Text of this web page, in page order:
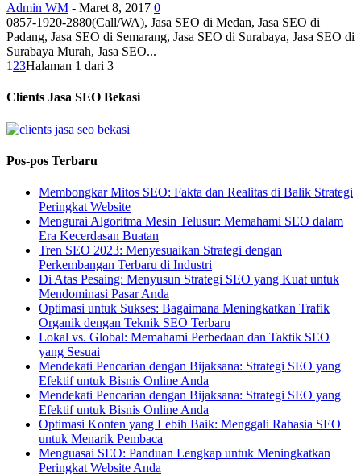
Admin WM - Maret 8, 2017 0
0857-1920-2880(Call/WA), Jasa SEO di Medan, Jasa SEO di
Padang, Jasa SEO di Semarang, Jasa SEO di Surabaya, Jasa SEO di
Surabaya Murah, Jasa SEO...
1 23Halaman 1 dari 3
Clients Jasa SEO Bekasi
Pos-pos Terbaru
Membongkar Mitos SEO: Fakta dan Realitas di Balik Strategi
Peringkat Website
Mengurai Algoritma Mesin Telusur: Memahami SEO dalam
Era Kecerdasan Buatan
Tren SEO 2023: Menyesuaikan Strategi dengan
Perkembangan Terbaru di Industri
Di Atas Pesaing: Menyusun Strategi SEO yang Kuat untuk
Mendominasi Pasar Anda
Optimasi untuk Sukses: Bagaimana Meningkatkan Trafik
Organik dengan Teknik SEO Terbaru
Lokal vs. Global: Memahami Perbedaan dan Taktik SEO
yang Sesuai
Mendekati Pencarian dengan Bijaksana: Strategi SEO yang
Efektif untuk Bisnis Online Anda
Mendekati Pencarian dengan Bijaksana: Strategi SEO yang
Efektif untuk Bisnis Online Anda
Optimasi Konten yang Lebih Baik: Menggali Rahasia SEO
untuk Menarik Pembaca
Menguasai SEO: Panduan Lengkap untuk Meningkatkan
Peringkat Website Anda